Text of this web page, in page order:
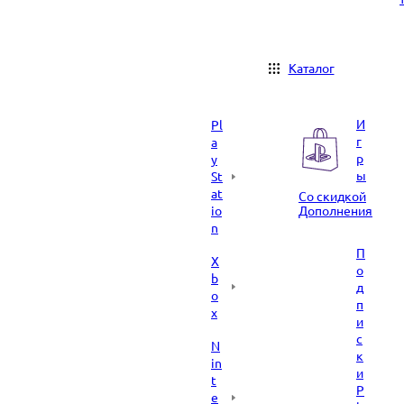
Каталог
Pl
a
y
St
at
io
n
X
b
o
x
N
in
t
e
И
г
р
ы
Со скидкой
Дополнения
П
о
д
п
и
с
к
и
P